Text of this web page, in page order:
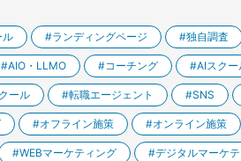
ル ランディングページ 独自調査
AIO・LLMO コーチング AIスクー
ール 転職エージェント SNS
オフライン施策 オンライン施策
WEBマーケティング デジタルマーケ